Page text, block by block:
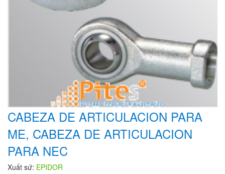
CABEZA DE ARTICULACION PARA
ME, CABEZA DE ARTICULACION
PARA NEC
Xuất sứ: EPIDOR